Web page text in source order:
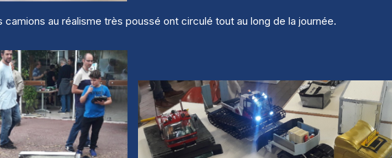
camions au réalisme très poussé ont circulé tout au long de la journée.